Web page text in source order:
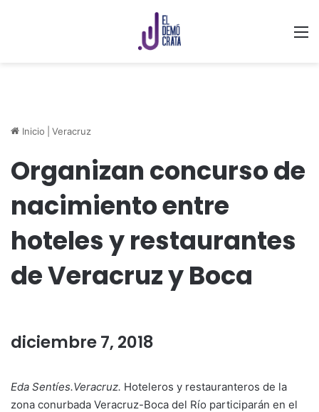
Inicio Veracruz
Organizan concurso de
nacimiento entre
hoteles y restaurantes
de Veracruz y Boca
diciembre 7, 2018
Eda Sentíes.Veracruz. Hoteleros y restauranteros de la
zona conurbada Veracruz-Boca del Río participarán en el